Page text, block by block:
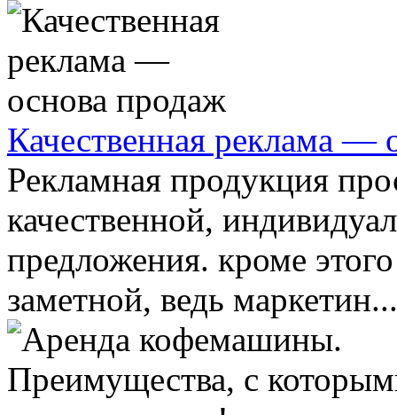
Качественная реклама —
Рекламная продукция
качественной,
предложения. кроме
заметной, ведь маркетин...